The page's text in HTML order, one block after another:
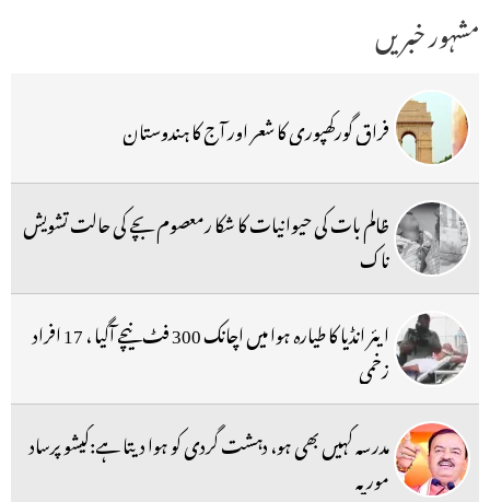
مشہور خبریں
فراق گورکھپوری کا شعر اور آج کا ہندوستان
ظالم بات کی حیوانیات کا شکا رمعصوم بچے کی حالت تشویش
ناک
ایئر انڈیا کا طیارہ ہوا میں اچانک 300 فٹ نیچے آگیا ، 17 افراد
زخمی
مدرسہ کہیں بھی ہو، دہشت گردی کو ہوا دیتا ہے:کیشو پرساد
موریہ